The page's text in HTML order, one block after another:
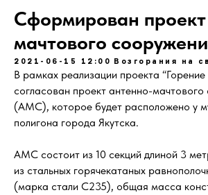
Сформирован
мачтового
2021-06-15 12:00 Возгорания на
В рамках реализации проекта “Горение
согласован проект антенно-
(АМС), которое будет расположено у
полигона города Якутска.
АМС состоит из 10 секций длиной 3
из стальных горячекатаных
(марка стали С235), общая масса